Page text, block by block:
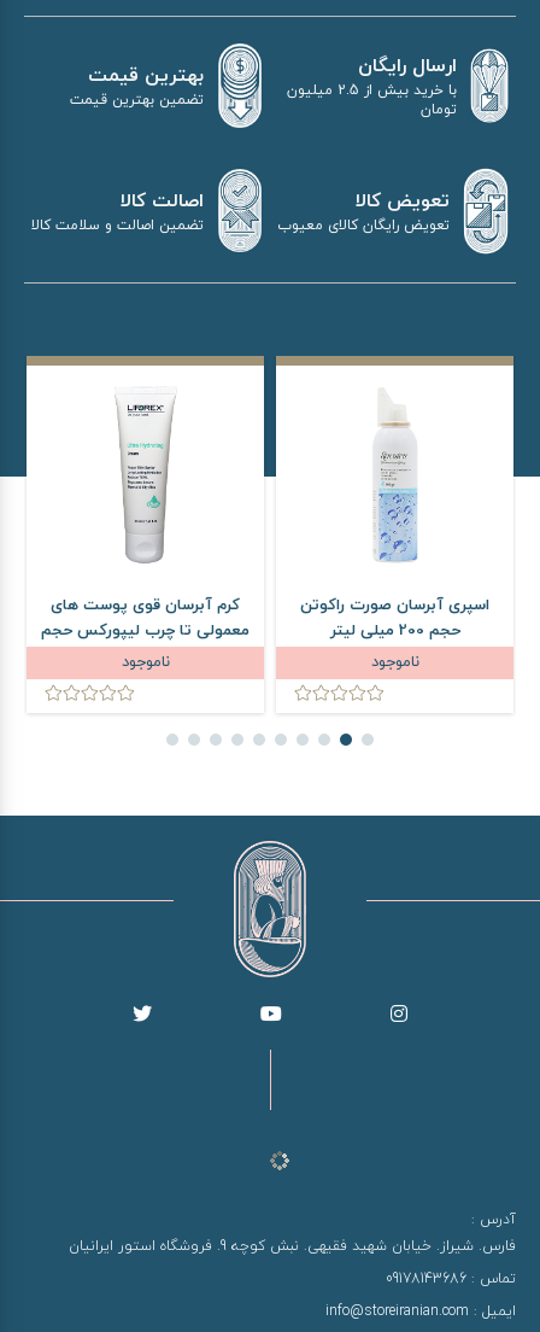
ارسال رایگان
با خرید بیش از 2.5 میلیون
تومان
بهترین قیمت
تضمین بهترین قیمت
تعویض کالا
تعویض رایگان کالای معیوب
اصالت کالا
تضمین اصالت و سلامت کالا
اسپری آبرسان صورت راکوتن
حجم 200 میلی لیتر
ناموجود
کرم آبرسان قوی پوست های
معمولی تا چرب لیپورکس حجم
ناموجود
آدرس :
فارس. شیراز. خیابان شهید فقیهی. نبش کوچه 9. فروشگاه استور ایرانیان
تماس : 09178143686
ایمیل : info@storeiranian.com